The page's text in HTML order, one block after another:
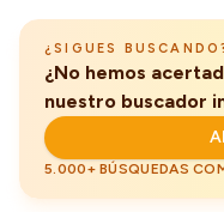
¿SIGUES
¿No hemos
nuestro buscador
5.000+ BÚSQUEDAS